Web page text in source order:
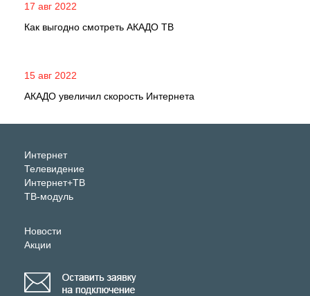
17 авг 2022
Как выгодно смотреть АКАДО ТВ
15 авг 2022
АКАДО увеличил скорость Интернета
Интернет
Телевидение
Интернет+ТВ
ТВ-модуль
Новости
Акции